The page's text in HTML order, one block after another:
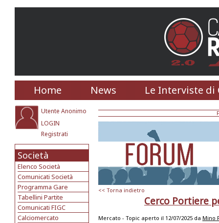
Home News Le Interviste di
Utente Anonimo
LOGIN
Registrati
Società
Elenco Società
Comunicati Società
Programma Gare
Tabellini Partite
Comunicati FIGC
Calciomercato
<< Torna indietro
Cerco Portiere
Mercato - Topic aperto il 12/07/2025 da Mino